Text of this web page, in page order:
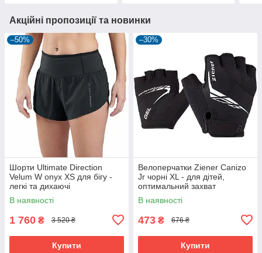
Акційні пропозиції та новинки
–50%
Шорти Ultimate Direction
Velum W onyx XS для бігу -
легкі та дихаючі
В наявності
1 760 ₴ 3 520 ₴
Купити
–30%
Велоперчатки Ziener Canizo
Jr чорні XL - для дітей,
оптимальний захват
В наявності
473 ₴ 676 ₴
Купити